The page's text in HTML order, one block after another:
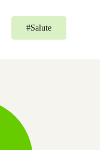
#Salute